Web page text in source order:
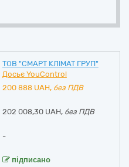
ТОВ "СМАРТ КЛІМАТ ГРУП"
Досьє YouControl
200 888 UAH, без ПДВ
202 008,30 UAH, без ПДВ
-
підписано